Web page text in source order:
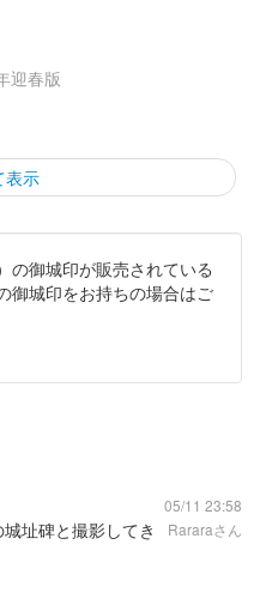
迎春版
表示
登録二十周年記念限定版 花火
登録二十周年記念限定版 花火
の御城印が販売されている
御城印をお持ちの場合はご
05/11 23:58
Rararaさん
址碑と撮影してき